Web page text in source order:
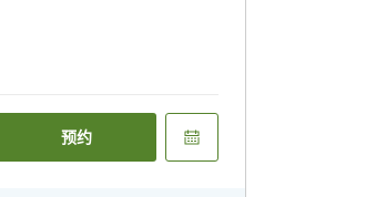
预约